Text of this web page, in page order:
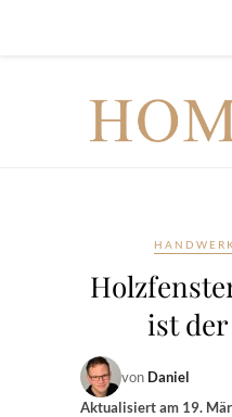
ist
von Daniel
Aktualisiert am 19.